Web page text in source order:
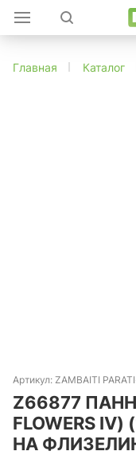
Главная Каталог
Артикул: ZAMBAITI
Z66877
FLOWERS
НА